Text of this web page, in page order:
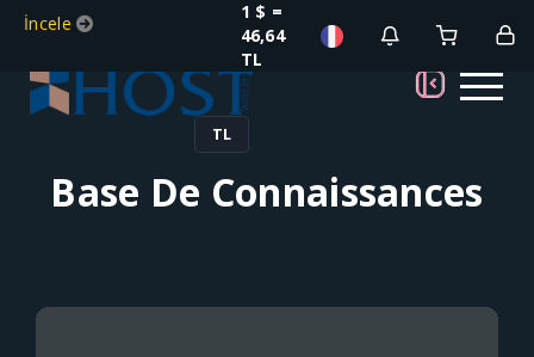
İncele
1 $ =
46,64
TL
TL
Base De Connaissances